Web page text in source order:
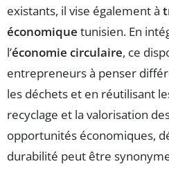
existants, il vise également à
économique tunisien. En
l’économie circulaire, ce
entrepreneurs à penser
les déchets et en réutilisant
recyclage et la valorisation
opportunités économiques,
durabilité peut être